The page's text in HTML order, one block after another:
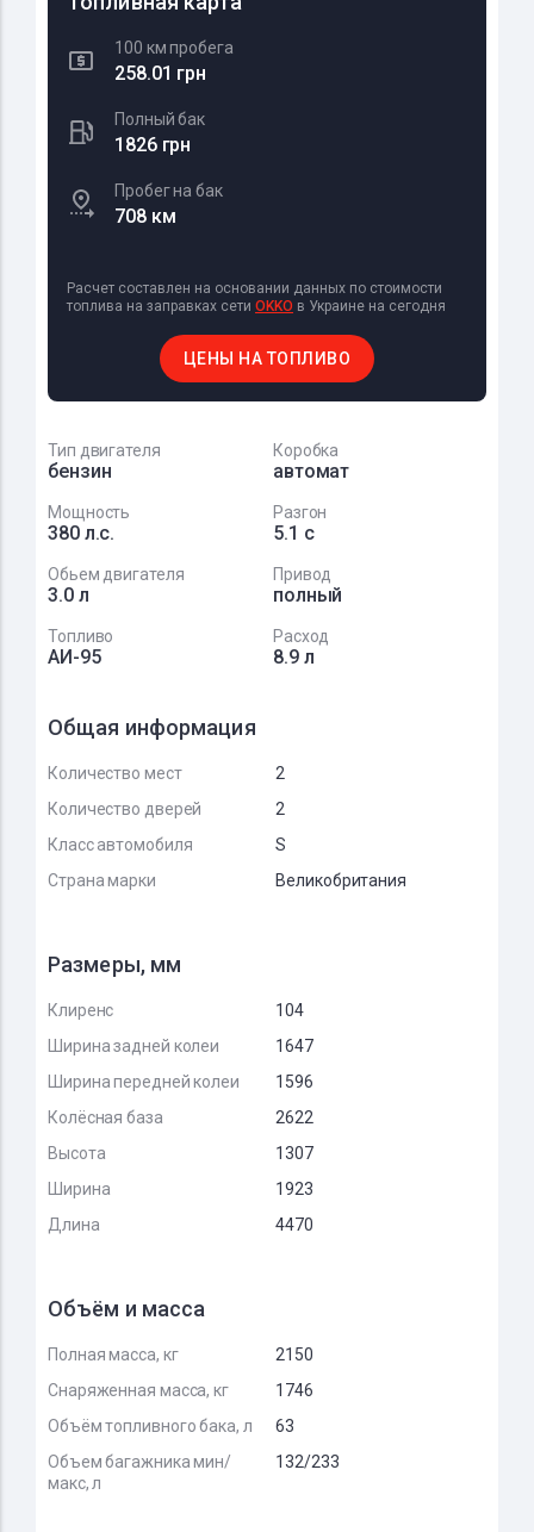
100 км пробега
258.01 грн
Полный бак
1826 грн
Пробег на бак
708 км
Расчет составлен на основании данных по стоимости
топлива на заправках сети OKKO в Украине на сегодня
ЦЕНЫ НА ТОПЛИВО
Тип двигателя
бензин
Коробка
автомат
Мощность
380 л.с.
Разгон
5.1 с
Обьем двигателя
3.0 л
Привод
полный
Топливо
АИ-95
Расход
8.9 л
Общая информация
Количество мест
2
Количество дверей
2
Класс автомобиля
S
Страна марки
Великобритания
Размеры, мм
Клиренс
104
Ширина задней колеи
1647
Ширина передней колеи
1596
Колёсная база
2622
Высота
1307
Ширина
1923
Длина
4470
Объём и масса
Полная масса, кг
2150
Снаряженная масса, кг
1746
Объём топливного бака, л
63
Объем багажника мин/
макс, л
132/233